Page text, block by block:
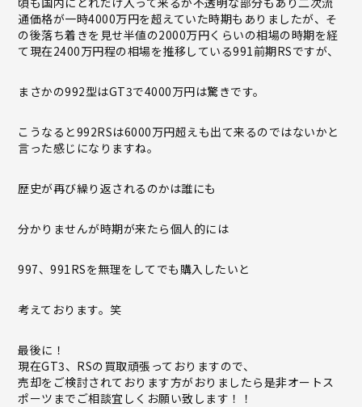
通価格が一時4000万円を超えていた時期もありましたが、そ
の後落ち着きを見せ半値の2000万円くらいの相場の時期を経
て現在2400万円程の相場を推移している991前期RSですが、
まさかの992型はGT3で4000万円は驚きです。
こうなると992RSは6000万円超えも出て来るのではないかと
言った感じになりますね。
歴史が再び繰り返されるのかは誰にも
分かりませんが時期が来たら個人的には
997、991RSを無理をしてでも購入したいと
考えております。笑
最後に！
現在GT3、RSの買取頑張っておりますので、
売却をご検討されております方がおりましたら是非オートス
ポーツまでご相談宜しくお願い致します！！